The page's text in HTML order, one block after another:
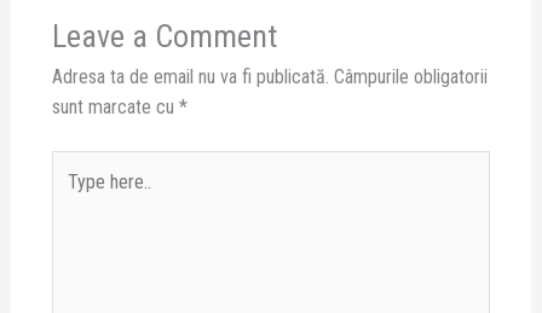
Leave a Comment
Adresa ta de email nu va fi publicată. Câmpurile obligatorii
sunt marcate cu *
here..